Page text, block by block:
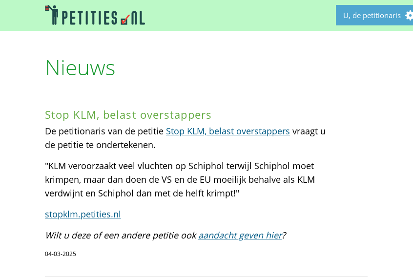
U, de petitionaris
Nieuws
Stop KLM, belast overstappers
De petitionaris van de petitie Stop KLM, belast overstappers vraagt u
de petitie te ondertekenen.
"KLM veroorzaakt veel vluchten op Schiphol terwijl Schiphol moet
krimpen, maar dan doen de VS en de EU moeilijk behalve als KLM
verdwijnt en Schiphol dan met de helft krimpt!"
stopklm.petities.nl
Wilt u deze of een andere petitie ookaandacht geven hier?
04-03-2025